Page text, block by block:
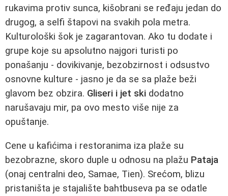
rukavima protiv sunca, kišobrani se ređaju jedan do
drugog, a selfi štapovi na svakih pola metra.
Kulturološki šok je zagarantovan. Ako tu dodate i
grupe koje su apsolutno najgori turisti po
ponašanju - dovikivanje, bezobzirnost i odsustvo
osnovne kulture - jasno je da se sa plaže beži
glavom bez obzira. Gliseri i jet ski dodatno
narušavaju mir, pa ovo mesto više nije za
opuštanje.
Cene u kafićima i restoranima iza plaže su
bezobrazne, skoro duple u odnosu na plažu Pataja
(onaj centralni deo, Samae, Tien). Srećom, blizu
pristaništa je stajalište bahtbuseva pa se odatle